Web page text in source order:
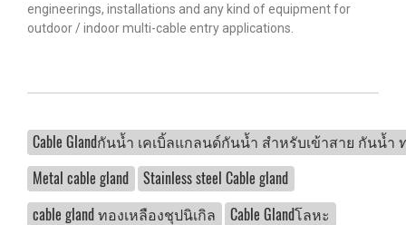
engineerings, installations and any kind of equipment for
outdoor / indoor multi-cable entry applications.
Cable Glandกันน้ำ เคเบิ้ลแกลนด์กันน้ำ สำหรับเข้าสาย กันน้ำ
Metal cable gland
Stainless steel Cable gland
cable gland ทองเหลืองชุปนิเกิล
Cable Glandโลหะ